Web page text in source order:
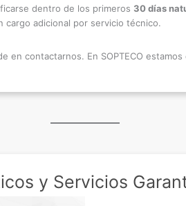
dentro de los primeros 30 días
adicional por servicio técnico.
en contactarnos. En SOPTECO
y Servicios